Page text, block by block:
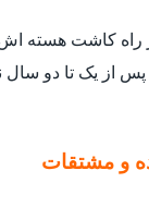
راه کاشت هسته اش
از یک تا دو سال
و مشتقات